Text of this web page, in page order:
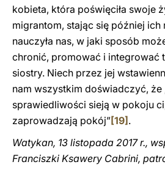
kobieta, która poświęciła swoje
migrantom, stając się później ich
nauczyła nas, w jaki sposób
chronić, promować i integrować
siostry. Niech przez jej
nam wszystkim doświadczyć,
sprawiedliwości sieją w pokoju
zaprowadzają pokój”[19] .
Watykan, 13 listopada 2017 r.,
Franciszki Ksawery Cabrini,